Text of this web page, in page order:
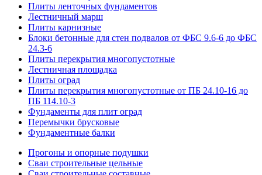
Плиты ленточных фундаментов
Лестничный марш
Плиты карнизные
Блоки бетонные для стен подвалов от ФБС 9.6-6 до ФБС
24.3-6
Плиты перекрытия многопустотные
Лестничная площадка
Плиты оград
Плиты перекрытия многопустотные от ПБ 24.10-16 до
ПБ 114.10-3
Фундаменты для плит оград
Перемычки брусковые
Фундаментные балки
Прогоны и опорные подушки
Сваи строительные цельные